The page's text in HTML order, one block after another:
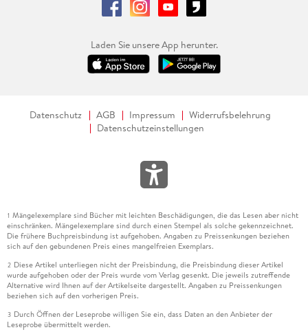
Laden Sie unsere App herunter.
Datenschutz AGB Impressum
Widerrufsbelehrung
Datenschutzeinstellungen
1 Mängelexemplare sind Bücher mit leichten Beschädigungen, die das Lesen aber nicht
einschränken. Mängelexemplare sind durch einen Stempel als solche gekennzeichnet.
Die frühere Buchpreisbindung ist aufgehoben. Angaben zu Preissenkungen beziehen
sich auf den gebundenen Preis eines mangelfreien Exemplars.
2 Diese Artikel unterliegen nicht der Preisbindung, die Preisbindung dieser Artikel
wurde aufgehoben oder der Preis wurde vom Verlag gesenkt. Die jeweils zutreffende
Alternative wird Ihnen auf der Artikelseite dargestellt. Angaben zu Preissenkungen
beziehen sich auf den vorherigen Preis.
3 Durch Öffnen der Leseprobe willigen Sie ein, dass Daten an den Anbieter der
Leseprobe übermittelt werden.